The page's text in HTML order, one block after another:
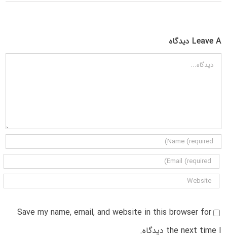
Leave A دیدگاه
دیدگاه
Save my name, email, and website in this browser for
the next time I دیدگاه.